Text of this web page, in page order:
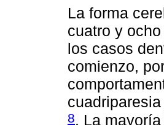
La forma
cuatro y
los casos
comienzo,
8. La